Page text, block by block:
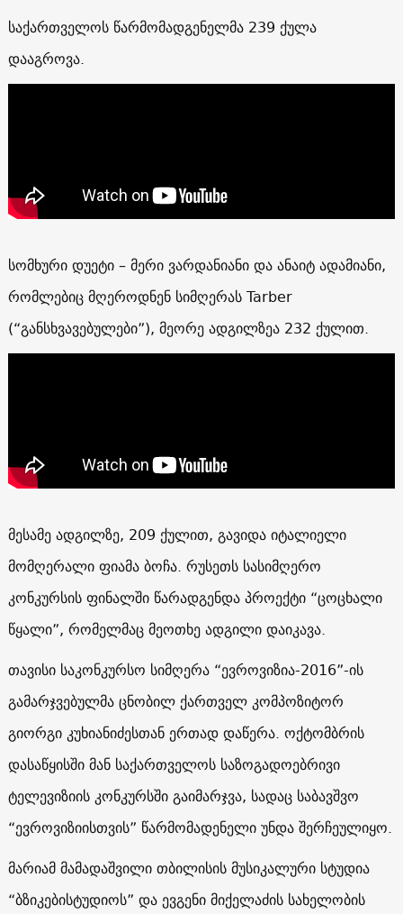
საქართველოს წარმომადგენელმა 239 ქულა
დააგროვა.
სომხური დუეტი – მერი ვარდანიანი და ანაიტ ადამიანი,
რომლებიც მღეროდნენ სიმღერას Tarber
(“განსხვავებულები”), მეორე ადგილზეა 232 ქულით.
მესამე ადგილზე, 209 ქულით, გავიდა იტალიელი
მომღერალი ფიამა ბოჩა. რუსეთს სასიმღერო
კონკურსის ფინალში წარადგენდა პროექტი “ცოცხალი
წყალი”, რომელმაც მეოთხე ადგილი დაიკავა.
თავისი საკონკურსო სიმღერა “ევროვიზია-2016”-ის
გამარჯვებულმა ცნობილ ქართველ კომპოზიტორ
გიორგი კუხიანიძესთან ერთად დაწერა. ოქტომბრის
დასაწყისში მან საქართველოს საზოგადოებრივი
ტელევიზიის კონკურსში გაიმარჯვა, სადაც საბავშვო
“ევროვიზიისთვის” წარმომადენელი უნდა შერჩეულიყო.
მარიამ მამადაშვილი თბილისის მუსიკალური სტუდია
“ბზიკებისტუდიოს” და ევგენი მიქელაძის სახელობის